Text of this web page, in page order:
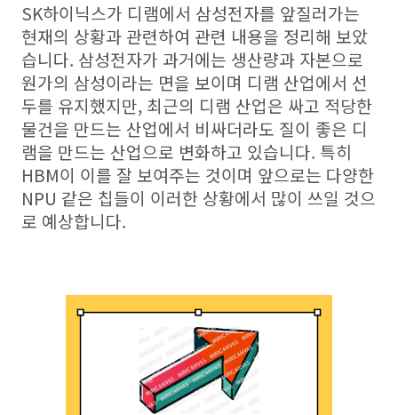
SK하이닉스가 디램에서 삼성전자를 앞질러가는
현재의 상황과 관련하여 관련 내용을 정리해 보았
습니다. 삼성전자가 과거에는 생산량과 자본으로
원가의 삼성이라는 면을 보이며 디램 산업에서 선
두를 유지했지만, 최근의 디램 산업은 싸고 적당한
물건을 만드는 산업에서 비싸더라도 질이 좋은 디
램을 만드는 산업으로 변화하고 있습니다. 특히
HBM이 이를 잘 보여주는 것이며 앞으로는 다양한
NPU 같은 칩들이 이러한 상황에서 많이 쓰일 것으
로 예상합니다.